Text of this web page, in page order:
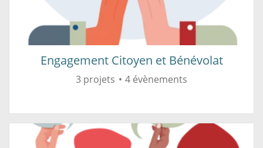
Engagement Citoyen et Bénévolat
3 projets 4 évènements